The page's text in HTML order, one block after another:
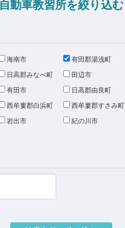
自動車教習所を絞り込む
海南市 有田郡湯浅町
日高郡みなべ町 田辺市
有田市 日高郡由良町
西牟婁郡白浜町 西牟婁郡すさみ町
岩出市 紀の川市